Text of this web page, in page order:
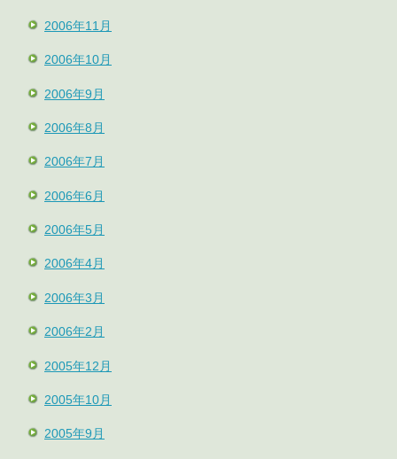
2006年11月
2006年10月
2006年9月
2006年8月
2006年7月
2006年6月
2006年5月
2006年4月
2006年3月
2006年2月
2005年12月
2005年10月
2005年9月